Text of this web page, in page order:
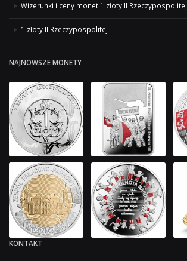
Wizerunki i ceny monet 1 złoty II Rzeczypospolitej
1 złoty II Rzeczypospolitej
NAJNOWSZE MONETY
KONTAKT